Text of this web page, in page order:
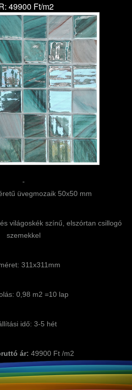
49900 Ft/m2
-
üvegmozaik 50x50 mm
világoskék színű, elszórtan csillogó
szemekkel
311x311mm
0,98 m2 =10 lap
idő: 3-5 hét
ár: 49900 Ft /m2